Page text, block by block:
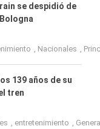
se despidió de
Nacionales
139 años de su
tren
entretenimiento